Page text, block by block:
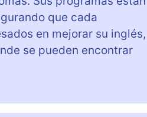
que cada
en mejorar su inglés,
se pueden encontrar